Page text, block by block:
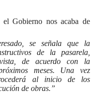
el Gobierno nos acaba de
se señala que la
de la pasarela,
de acuerdo con la
meses. Una vez
al inicio de los
de obras.”